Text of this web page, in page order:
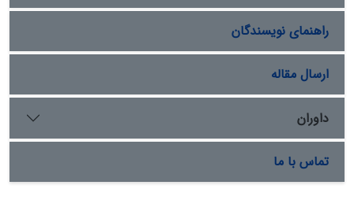
تولید کل با بارش اسفندماه (شروع فصل رشد) و بارش فصل
رشد ارتباط دارد. این نتیجه اهمیت بارش فصل رشد را در
میزان تولید گیاهان عرصة مراتع نشان می‏دهد.
راهنمای نویسندگان
ارسال مقاله
داوران
تماس با ما